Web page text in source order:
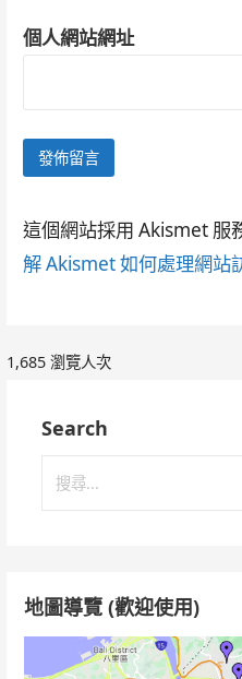
個人網站網址
這個網站採用 Akismet 服
解 Akismet 如何處理網站
1,685 瀏覽人次
Search
地圖導覽 (歡迎使用)